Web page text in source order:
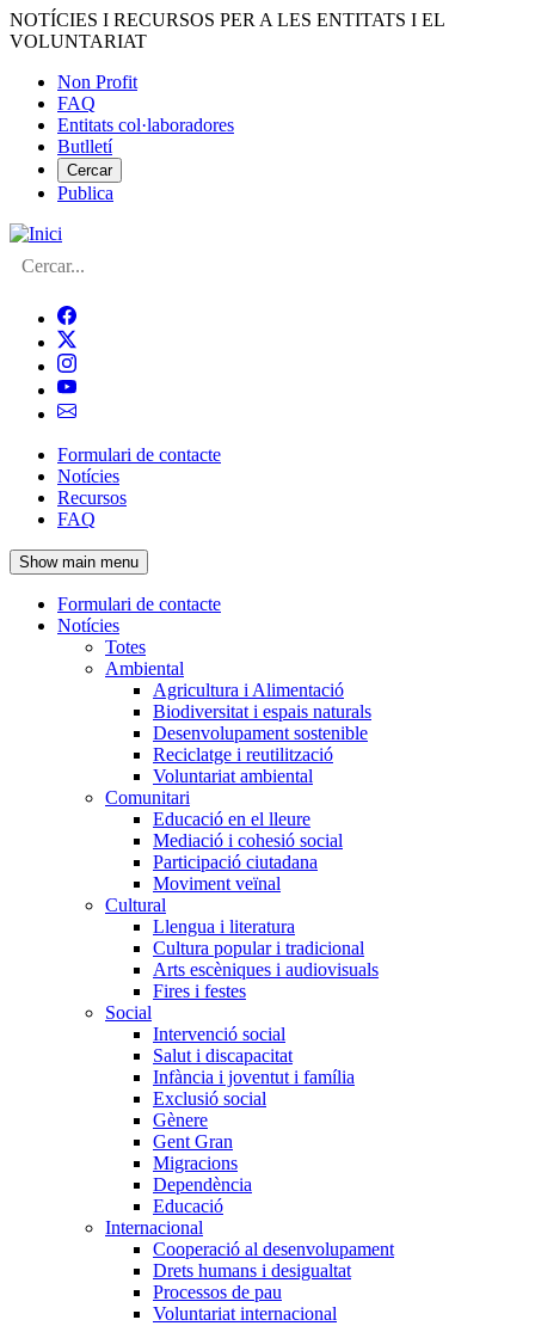
Vés
al
NOTÍCIES I RECURSOS PER A LES ENTITATS I EL
VOLUNTARIAT
Menú
del
compte
d'usuari
Non Profit
FAQ
Entitats col·laboradores
Butlletí
Cercar
Publica
Cerca
Navegació
principal
de
l'encapçalament
Formulari de contacte
Notícies
Recursos
FAQ
Show main menu
Navegació
principal
Formulari de contacte
Notícies
Totes
Ambiental
Agricultura i Alimentació
Biodiversitat i espais naturals
Desenvolupament sostenible
Reciclatge i reutilització
Voluntariat ambiental
Comunitari
Educació en el lleure
Mediació i cohesió social
Participació ciutadana
Moviment veïnal
Cultural
Llengua i literatura
Cultura popular i tradicional
Arts escèniques i audiovisuals
Fires i festes
Social
Intervenció social
Salut i discapacitat
Infància i joventut i família
Exclusió social
Gènere
Gent Gran
Migracions
Dependència
Educació
Internacional
Cooperació al desenvolupament
Drets humans i desigualtat
Processos de pau
Voluntariat internacional